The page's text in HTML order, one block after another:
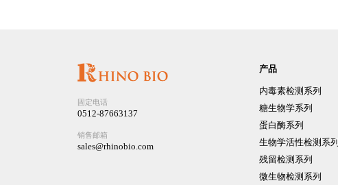
固定电话
0512-87663137
销售邮箱
sales@rhinobio.com
产品
内毒素检测系列
糖生物学系列
蛋白酶系列
生物学活性检测系列
残留检测系列
微生物检测系列